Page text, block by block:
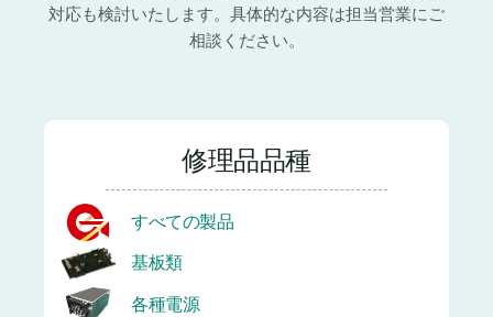
対応も検討いたします。具体的な内容は担当営業にご
相談ください。
修理品品種
すべての製品
基板類
各種電源